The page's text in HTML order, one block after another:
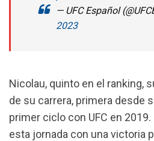
— UFC Español
2023
Nicolau, quinto en el ranking,
de su carrera, primera desde
primer ciclo con UFC en
esta jornada con una victoria